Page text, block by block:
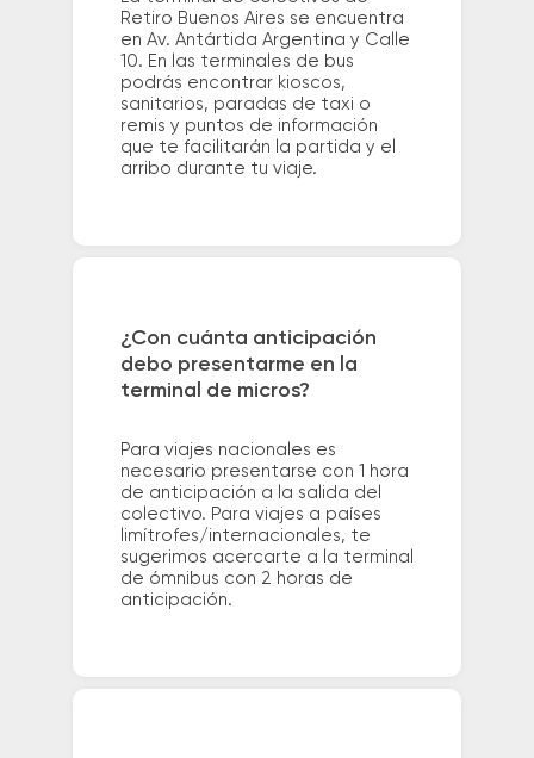
Retiro Buenos Aires se encuentra
en Av. Antártida Argentina y Calle
10. En las terminales de bus
podrás encontrar kioscos,
sanitarios, paradas de taxi o
remis y puntos de información
que te facilitarán la partida y el
arribo durante tu viaje.
¿Con cuánta anticipación
debo presentarme en la
terminal de micros?
Para viajes nacionales es
necesario presentarse con 1 hora
de anticipación a la salida del
colectivo. Para viajes a países
limítrofes/internacionales, te
sugerimos acercarte a la terminal
de ómnibus con 2 horas de
anticipación.